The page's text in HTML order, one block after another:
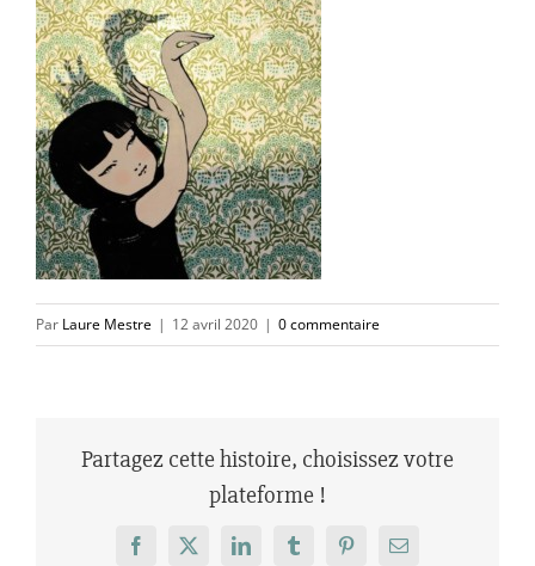
Par Laure Mestre | 12 avril 2020 | 0 commentaire
Partagez cette histoire, choisissez votre
plateforme !
Facebook
X LinkedInTumblrPinterestEmail